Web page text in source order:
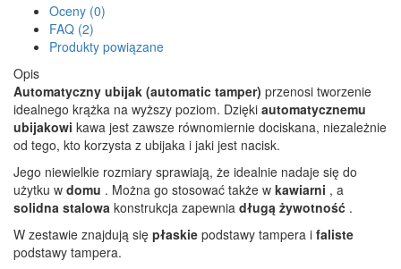
Oceny (0)
FAQ (2)
Produkty powiązane
Opis
Automatyczny ubijak (automatic tamper) przenosi tworzenie
idealnego krążka na wyższy poziom. Dzięki automatycznemu
ubijakowi kawa jest zawsze równomiernie dociskana, niezależnie
od tego, kto korzysta z ubijaka i jaki jest nacisk.
Jego niewielkie rozmiary sprawiają, że idealnie nadaje się do
użytku w domu . Można go stosować także w kawiarni , a
solidna stalowa konstrukcja zapewnia długą żywotność .
W zestawie znajdują się płaskie podstawy tampera i faliste
podstawy tampera.